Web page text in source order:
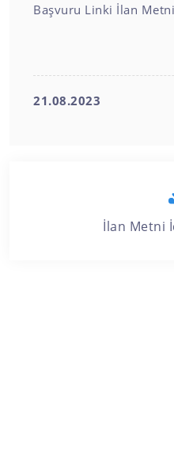
Başvuru Linki İlan
21.08.2023
İlan Metni